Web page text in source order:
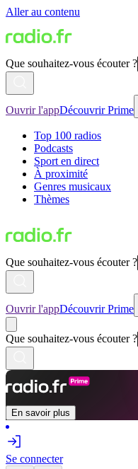
Aller au contenu
Que souhaitez-vous écouter ?
Ouvrir l'appDécouvrir Prime
Top 100 radios
Podcasts
Sport en direct
À proximité
Genres musicaux
Thèmes
Que souhaitez-vous écouter ?
Ouvrir l'appDécouvrir Prime
Que souhaitez-vous écouter ?
En savoir plus
Se connecter